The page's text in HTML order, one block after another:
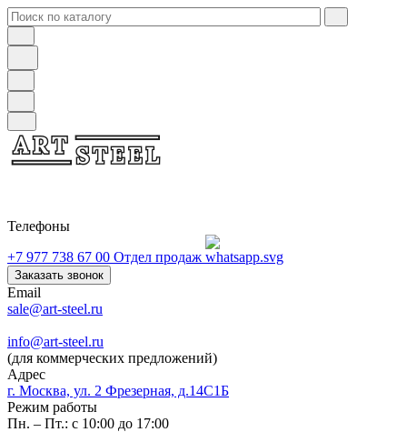
Телефоны
+7 977 738 67 00 Отдел продаж
Заказать звонок
Email
sale@art-steel.ru
info@art-steel.ru
(для коммерческих предложений)
Адрес
г. Москва, ул. 2 Фрезерная, д.14С1Б
Режим работы
Пн. – Пт.: с 10:00 до 17:00